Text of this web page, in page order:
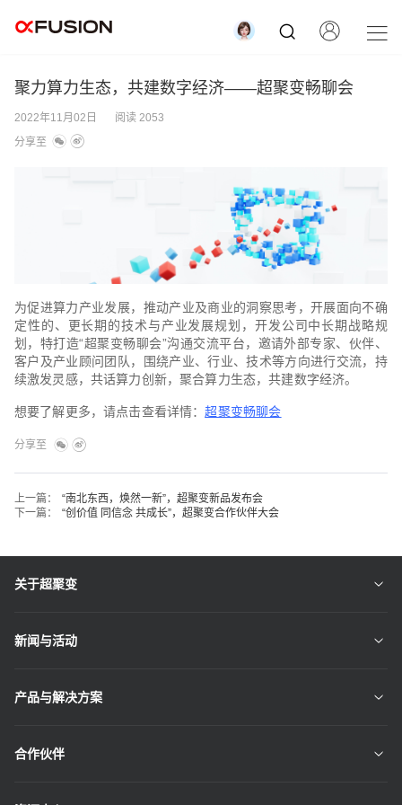
聚力算力生态，共建数字经济——超聚变畅聊会
2022年11月02日
阅读 2053
分享至
为促进算力产业发展，推动产业及商业的洞察思考，开展面向不确
定性的、更长期的技术与产业发展规划，开发公司中长期战略规
划，特打造“超聚变畅聊会”沟通交流平台，邀请外部专家、伙伴、
客户及产业顾问团队，围绕产业、行业、技术等方向进行交流，持
续激发灵感，共话算力创新，聚合算力生态，共建数字经济。
想要了解更多，请点击查看详情：超聚变畅聊会
分享至
上一篇：
“南北东西，焕然一新”，超聚变新品发布会
下一篇：
“创价值 同信念 共成长”，超聚变合作伙伴大会
关于超聚变
新闻与活动
产品与解决方案
合作伙伴